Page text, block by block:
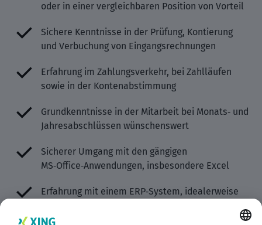
oder in einer vergleichbaren Position von Vorteil
Sichere Kenntnisse in der Prüfung, Kontierung
und Verbuchung von Eingangsrechnungen
Erfahrung im Zahlungsverkehr, bei Zahlläufen
sowie in der Kontenabstimmung
Grundkenntnisse in der Mitarbeit bei Monats‑ und
Jahresabschlüssen wünschenswert
Sicherer Umgang mit den gängigen
MS‑Office‑Anwendungen, insbesondere Excel
Erfahrung mit einem ERP‑System, idealerweise